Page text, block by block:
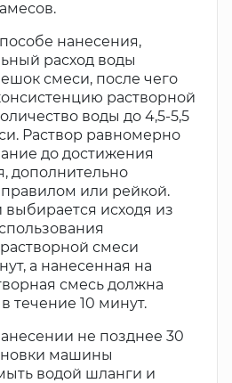
нанесения,
расход воды
смеси, после чего
растворной
воды до 4,5-5,5
Раствор равномерно
до достижения
дополнительно
или рейкой.
исходя из
смеси
а нанесенная на
смесь должна
течение 10 минут.
не позднее 30
машины
водой шланги и